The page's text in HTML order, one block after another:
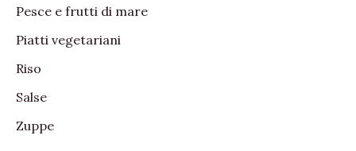
:Pesce e frutti di mare
Piatti vegetariani
Riso
Salse
Zuppe